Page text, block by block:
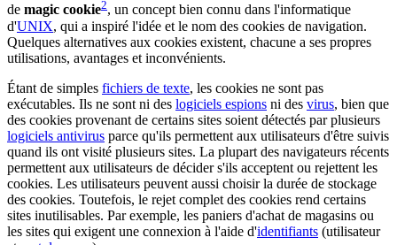
de magic cookie2, un concept bien connu dans l'informatique
d'UNIX, qui a inspiré l'idée et le nom des cookies de navigation.
Quelques alternatives aux cookies existent, chacune a ses propres
utilisations, avantages et inconvénients.
Étant de simples fichiers de texte, les cookies ne sont pas
exécutables. Ils ne sont ni des logiciels espions ni des virus, bien que
des cookies provenant de certains sites soient détectés par plusieurs
logiciels antivirus parce qu'ils permettent aux utilisateurs d'être suivis
quand ils ont visité plusieurs sites. La plupart des navigateurs récents
permettent aux utilisateurs de décider s'ils acceptent ou rejettent les
cookies. Les utilisateurs peuvent aussi choisir la durée de stockage
des cookies. Toutefois, le rejet complet des cookies rend certains
sites inutilisables. Par exemple, les paniers d'achat de magasins ou
les sites qui exigent une connexion à l'aide d'identifiants (utilisateur